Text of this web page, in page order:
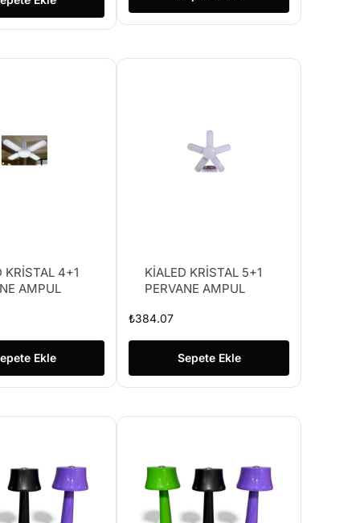
KRİSTAL 4+1
AMPUL
Ekle
KİALED KRİSTAL 5+1
PERVANE AMPUL
₺384.07
Sepete Ekle